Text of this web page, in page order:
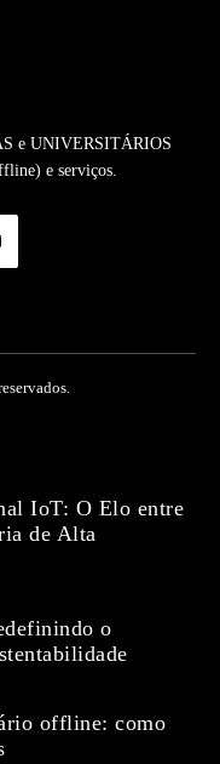
e UNIVERSITÁRIOS
e serviços.
IoT: O Elo entre
de Alta
o
offline: como